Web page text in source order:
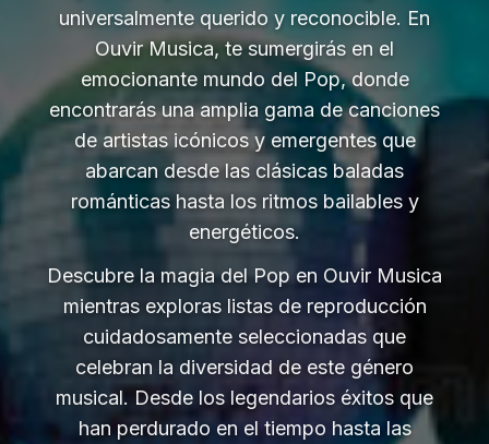
universalmente querido y reconocible. En
Ouvir Musica, te sumergirás en el
emocionante mundo del Pop, donde
encontrarás una amplia gama de canciones
de artistas icónicos y emergentes que
abarcan desde las clásicas baladas
románticas hasta los ritmos bailables y
energéticos.
Descubre la magia del Pop en Ouvir Musica
mientras exploras listas de reproducción
cuidadosamente seleccionadas que
celebran la diversidad de este género
musical. Desde los legendarios éxitos que
han perdurado en el tiempo hasta las